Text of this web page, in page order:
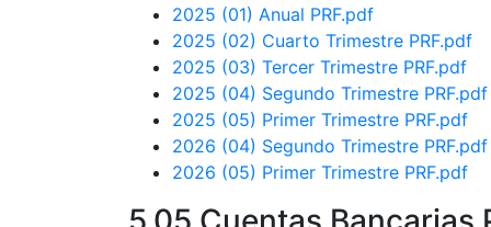
2025 (01) Anual PRF.pdf
2025 (02) Cuarto Trimestre PRF.pdf
2025 (03) Tercer Trimestre PRF.pdf
2025 (04) Segundo Trimestre PRF.pdf
2025 (05) Primer Trimestre PRF.pdf
2026 (04) Segundo Trimestre PRF.pdf
2026 (05) Primer Trimestre PRF.pdf